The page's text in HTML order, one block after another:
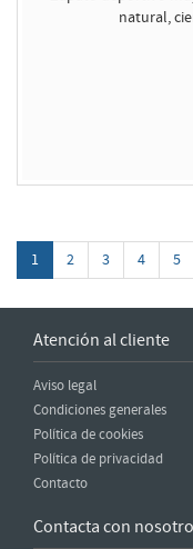
natural,
1 2 3 4 5
Atención al cliente
Aviso legal
Condiciones generales
Política de cookies
Política de privacidad
Contacto
Contacta con